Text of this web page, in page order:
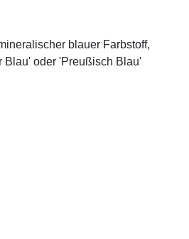
blauer Farbstoff,
Blau' oder 'Preußisch Blau'